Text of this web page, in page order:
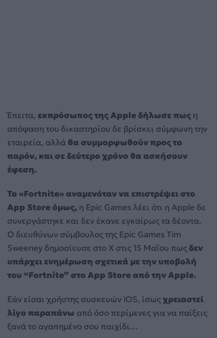
Έπειτα, εκπρόσωπος της Apple δήλωσε πως η
απόφαση του δικαστηρίου δε βρίσκει σύμφωνη την
εταιρεία, αλλά θα συμμορφωθούν προς το
παρόν, και σε δεύτερο χρόνο θα ασκήσουν
έφεση.
Το «Fortnite» αναμενόταν να επιστρέψει στο
App Store όμως, η Epic Games λέει ότι η Apple δε
συνεργάστηκε και δεν έκανε εγκαίρως τα δέοντα.
Ο διευθύνων σύμβουλος της Epic Games Tim
Sweeney δημοσίευσε στο X στις 15 Μαΐου πωςδεν
υπάρχει ενημέρωση σχετικά με την υποβολή
του “Fortnite” στο App Store από την Apple.
Εάν είσαι χρήστης συσκευών iOS, ίσωςχρειαστεί
λίγο παραπάνω από όσο περίμενες για να παίξεις
ξανά το αγαπημένο σου παιχίδι…